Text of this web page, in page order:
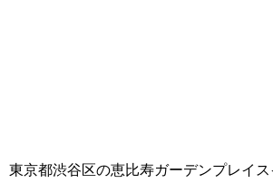
東京都渋谷区の恵比寿ガーデンプレイ